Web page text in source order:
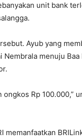
unit bank
Ayub yang
menuju
Rp 100.000,”
memanfaatkan